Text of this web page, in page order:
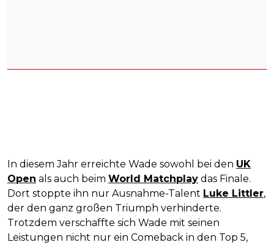
In diesem Jahr erreichte Wade sowohl bei den UK
Open als auch beim World Matchplay das Finale.
Dort stoppte ihn nur Ausnahme-Talent Luke Littler,
der den ganz großen Triumph verhinderte.
Trotzdem verschaffte sich Wade mit seinen
Leistungen nicht nur ein Comeback in den Top 5,